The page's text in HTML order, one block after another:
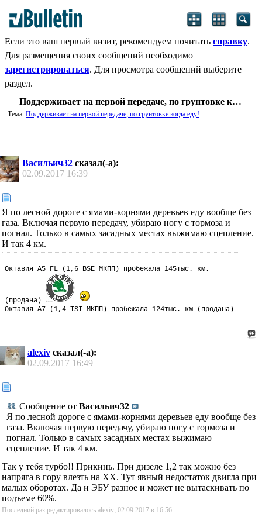
Если это ваш первый визит, рекомендуем почитать справку.
Для размещения своих сообщений необходимо
зарегистрироваться. Для просмотра сообщений выберите
раздел.
Поддерживает на первой передаче, по грунтовке когда еду!
Тема: Поддерживает на первой передаче, по грунтовке когда еду!
Васильич32сказал(-а):
02.09.2017 16:39
Я по лесной дороге с ямами-корнями деревьев еду вообще без
газа. Включая первую передачу, убираю ногу с тормоза и
погнал. Только в самых засадных местах выжимаю сцепление.
И так 4 км.
Октавия А5 FL (1,6 BSE МКПП) пробежала 145тыс. км.
(продана)
Октавия А7 (1,4 TSI МКПП) пробежала 124тыс. км (продана)
alexiv сказал(-а):
02.09.2017 16:49
Сообщение от Васильич32
Я по лесной дороге с ямами-корнями деревьев еду вообще без
газа. Включая первую передачу, убираю ногу с тормоза и
погнал. Только в самых засадных местах выжимаю
сцепление. И так 4 км.
Так у тебя турбо!! Прикинь. При дизеле 1,2 так можно без
напряга в гору влезть на ХХ. Тут явный недостаток двигла при
малых оборотах. Да и ЭБУ разное и может не вытаскивать по
подъеме 60%.
Последний раз редактировалось alexiv; 02.09.2017 в 16:56